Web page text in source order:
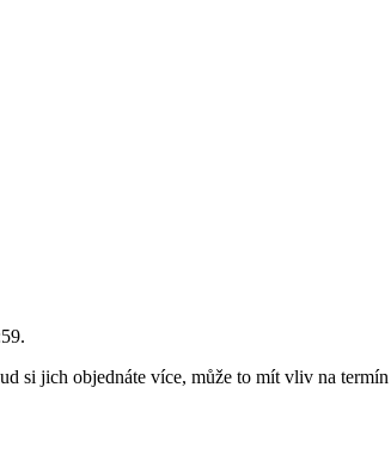
.
si jich objednáte více, může to mít vliv na